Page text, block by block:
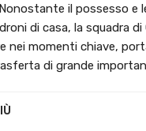
Nonostante il possesso e
di casa, la squadra di
nei momenti chiave,
di grande